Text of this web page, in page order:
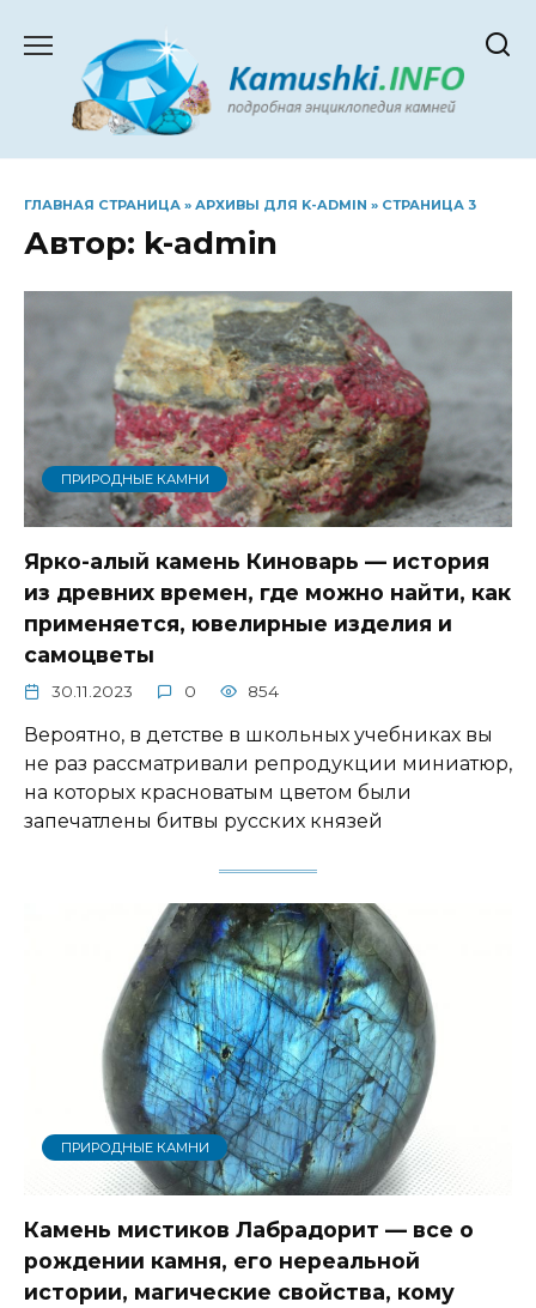
содержанию
ГЛАВНАЯ СТРАНИЦА » АРХИВЫ ДЛЯ K-ADMIN » СТРАНИЦА 3
Автор: k-admin
ПРИРОДНЫЕ КАМНИ
Ярко-алый камень Киноварь — история
из древних времен, где можно найти, как
применяется, ювелирные изделия и
самоцветы
30.11.2023 0 854
Вероятно, в детстве в школьных учебниках вы
не раз рассматривали репродукции миниатюр,
на которых красноватым цветом были
запечатлены битвы русских князей
ПРИРОДНЫЕ КАМНИ
Камень мистиков Лабрадорит — все о
рождении камня, его нереальной
истории, магические свойства, кому